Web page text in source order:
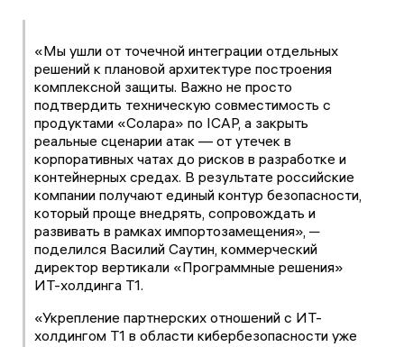
«Мы ушли от точечной интеграции отдельных
решений к плановой архитектуре построения
комплексной защиты. Важно не просто
подтвердить техническую совместимость с
продуктами «Солара» по ICAP, а закрыть
реальные сценарии атак — от утечек в
корпоративных чатах до рисков в разработке и
контейнерных средах. В результате российские
компании получают единый контур безопасности,
который проще внедрять, сопровождать и
развивать в рамках импортозамещения», ─
поделился Василий Саутин, коммерческий
директор вертикали «Программные решения»
ИТ-холдинга Т1.
«Укрепление партнерских отношений с ИТ-
холдингом Т1 в области кибербезопасности уже